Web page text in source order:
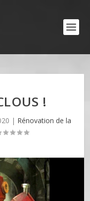
!
| Rénovation de la